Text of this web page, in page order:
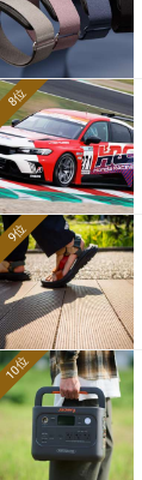
8位
9位
10位